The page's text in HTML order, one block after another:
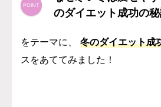
のダイエット成功の秘
をテーマに、 冬のダイエット成
スをあててみました！